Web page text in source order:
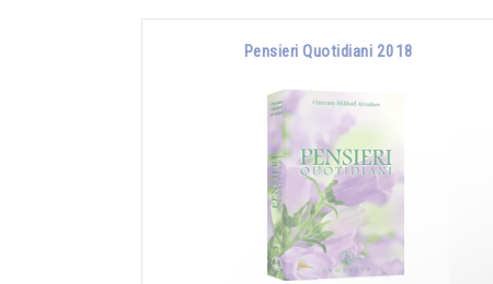
Pensieri Quotidiani 2018